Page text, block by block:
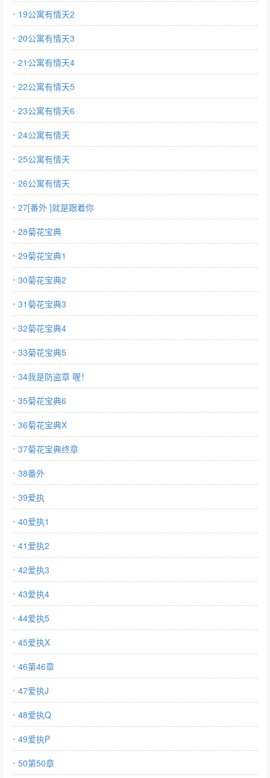
19公寓有情天2
20公寓有情天3
21公寓有情天4
22公寓有情天5
23公寓有情天6
24公寓有情天
25公寓有情天
26公寓有情天
27[番外 ]就是跟着你
28菊花宝典
29菊花宝典1
30菊花宝典2
31菊花宝典3
32菊花宝典4
33菊花宝典5
34我是防盗章 喔！
35菊花宝典6
36菊花宝典X
37菊花宝典终章
38番外
39爱执
40爱执1
41爱执2
42爱执3
43爱执4
44爱执5
45爱执X
46第46章
47爱执J
48爱执Q
49爱执P
50第50章